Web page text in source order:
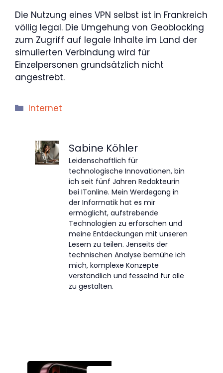
Die Nutzung eines VPN selbst ist in Frankreich
völlig legal. Die Umgehung von Geoblocking
zum Zugriff auf legale Inhalte im Land der
simulierten Verbindung wird für
Einzelpersonen grundsätzlich nicht
angestrebt.
Kategorien
Internet
Sabine Köhler
Leidenschaftlich für
technologische Innovationen, bin
ich seit fünf Jahren Redakteurin
bei ITonline. Mein Werdegang in
der Informatik hat es mir
ermöglicht, aufstrebende
Technologien zu erforschen und
meine Entdeckungen mit unseren
Lesern zu teilen. Jenseits der
technischen Analyse bemühe ich
mich, komplexe Konzepte
verständlich und fesselnd für alle
zu gestalten.